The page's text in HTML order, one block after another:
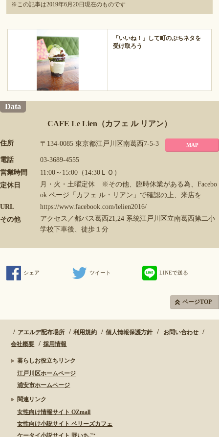
※この記事は2019年6月20日現在のものです
「いいね！」して町のぷちネタを
受け取ろう
Data
CAFE Le Lien（カフェ ル リアン）
住所 〒134-0085 東京都江戸川区南葛西7-5-3 MAP
電話
03-3689-4555
営業時間
11:00～15:00（14:30ＬＯ）
定休日
月・火・土曜定休 ※その他、臨時休業がある為、Facebo
ok ページ「カフェ ル・リアン」で確認の上、来店を
URL
https://www.facebook.com/lelien2016/
その他
アクセス／都バス葛西21,24 系統江戸川区立南葛西第二小
学校下車後、徒歩１分
シェア ツイート LINEで送る
ページTOP
アエルデ配布場所 利用規約 個人情報保護方針
お問い合わせ
会社概要
採用情報
暮らしお役立ちリンク
江戸川区ホームページ
浦安市ホームページ
関連リンク
女性向け情報サイト OZmall
女性向け小説サイト ベリーズカフェ